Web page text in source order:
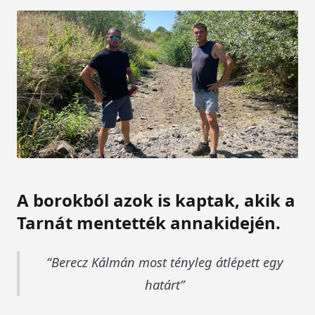
A borokból azok is kaptak, akik a
Tarnát mentették annakidején.
Berecz Kálmán most tényleg átlépett egy
határt